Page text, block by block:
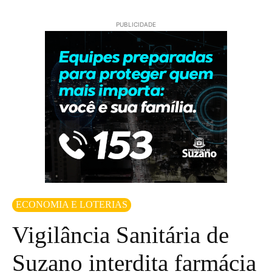
PUBLICIDADE
ECONOMIA E LOTERIAS
Vigilância Sanitária de
Suzano interdita farmácia